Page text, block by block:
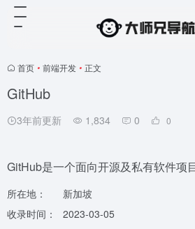
首页 • 前端开发 • 正文
GitHub
3年前更新 1,834 0 0
GitHub是一个面向开源及私有软件项
所在地：
新加坡
收录时间：
2023-03-05